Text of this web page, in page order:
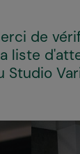
de
liste
Studio